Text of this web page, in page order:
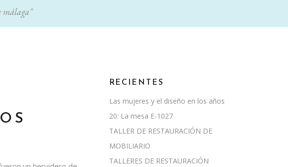
málaga"
RECIENTES
Las mujeres y el diseño en los años
20: La mesa E-1027
TALLER DE RESTAURACIÓN DE
MOBILIARIO
TALLERES DE RESTAURACIÓN